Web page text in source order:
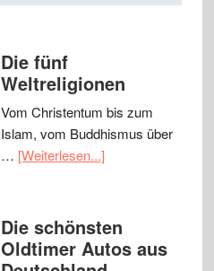
Die fünf
Weltreligionen
Vom Christentum bis zum
Islam, vom Buddhismus über
… [Weiterlesen...]
Die schönsten
Oldtimer Autos aus